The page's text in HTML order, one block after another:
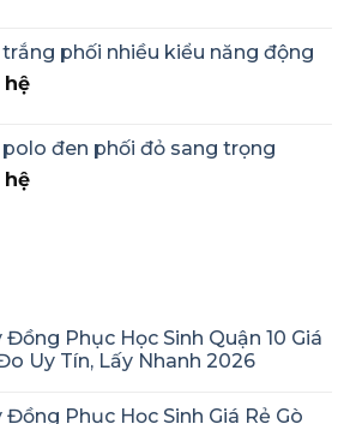
phối nhiều kiểu năng động
hệ
đen phối đỏ sang trọng
hệ
Phục Học Sinh Quận 10 Giá
Uy Tín, Lấy Nhanh 2026
Phục Học Sinh Giá Rẻ Gò